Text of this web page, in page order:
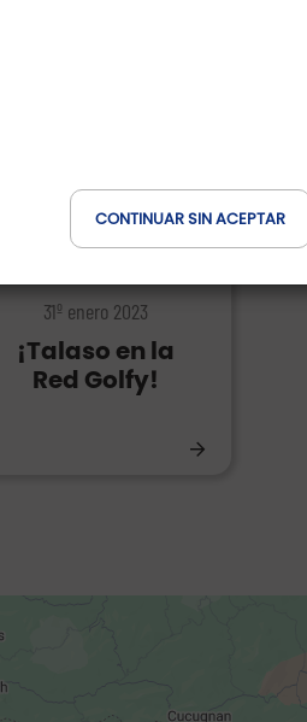
CONTINUAR SIN ACEPTAR
EXPERIENCIAS | BIENESTAR
31º enero 2023
¡Talaso en la
Red Golfy!